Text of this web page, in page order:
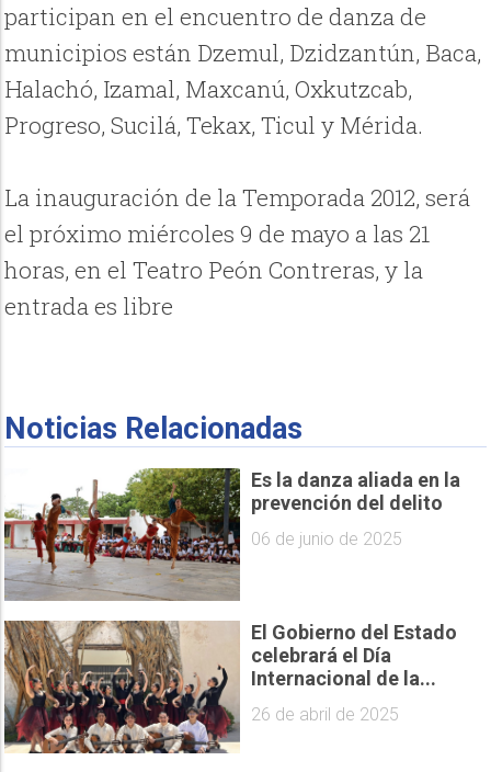
participan en el encuentro de danza de
municipios están Dzemul, Dzidzantún, Baca,
Halachó, Izamal, Maxcanú, Oxkutzcab,
Progreso, Sucilá, Tekax, Ticul y Mérida.
La inauguración de la Temporada 2012, será
el próximo miércoles 9 de mayo a las 21
horas, en el Teatro Peón Contreras, y la
entrada es libre
Noticias Relacionadas
Es la danza aliada en la
prevención del delito
06 de junio de 2025
El Gobierno del Estado
celebrará el Día
Internacional de la...
26 de abril de 2025